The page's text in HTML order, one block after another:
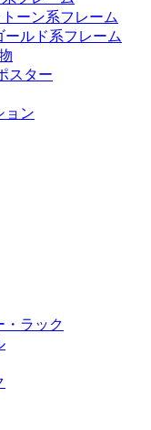
ーン系フレーム
ールド系フレーム
スター
ョン
ラック